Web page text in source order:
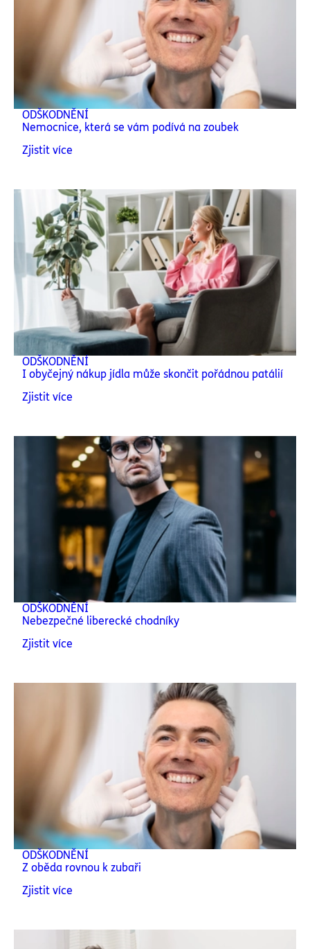
ODŠKODNĚNÍ
Nemocnice, která se vám podívá na zoubek
Zjistit více
ODŠKODNĚNÍ
I obyčejný nákup jídla může skončit pořádnou patálií
Zjistit více
ODŠKODNĚNÍ
Nebezpečné liberecké chodníky
Zjistit více
ODŠKODNĚNÍ
Z oběda rovnou k zubaři
Zjistit více